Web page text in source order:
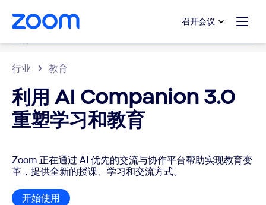
至主要内容
至帮助聊天 召开会议
行业 教育
利用 AI Companion 3.0
重塑学习和教育
Zoom 正在通过 AI 优先的交流与协作平台帮助实现教育变
革，提供全新的授课、学习和交流方式。
开始使用 开始使用